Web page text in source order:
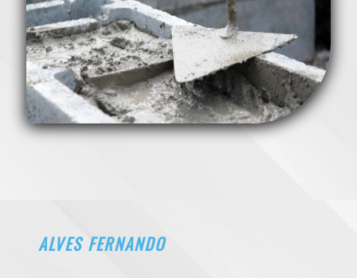
ALVES FERNANDO